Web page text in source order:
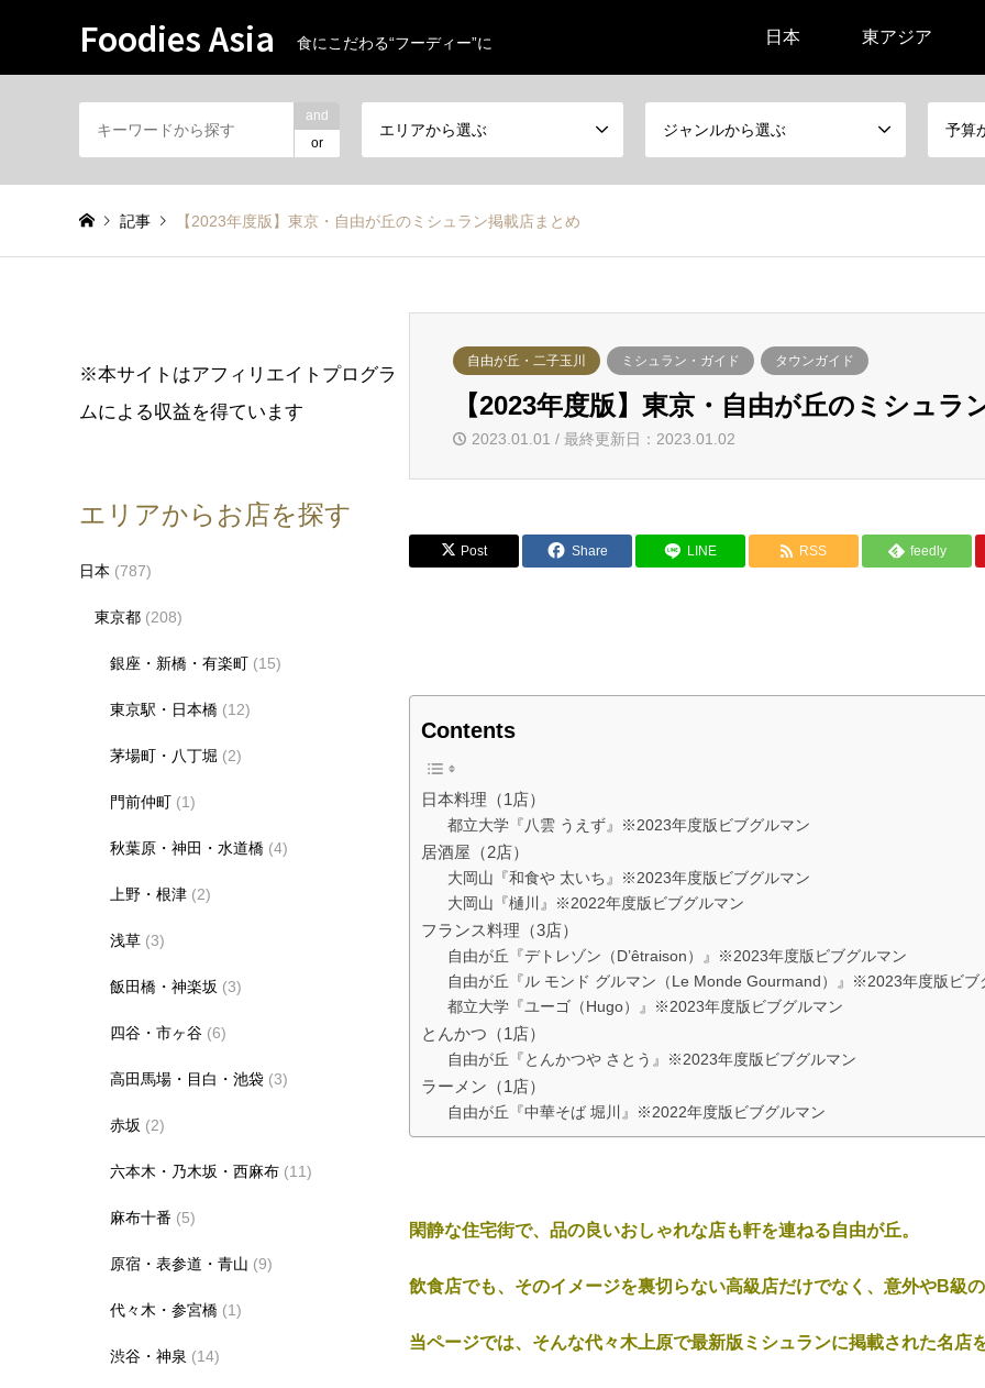
Foodies Asia 食にこだわる“フーディー”に 日本 東アジア
and
or
エリアから選ぶ ジャンルから選ぶ 予算
記事 【2023年度版】東京・自由が丘のミシュラン掲載店まとめ
自由が丘・二子玉川 ミシュラン・ガイド タウンガイド
【2023年度版】東京・自由が丘のミシュラ
2023.01.01 / 最終更新日：2023.01.02
Post Share LINE RSS feedly
Contents
日本料理（1店）
都立大学『八雲 うえず』※2023年度版ビブグルマン
居酒屋（2店）
大岡山『和食や 太いち』※2023年度版ビブグルマン
大岡山『樋川』※2022年度版ビブグルマン
フランス料理（3店）
自由が丘『デトレゾン（D’êtraison）』※2023年度版ビブグルマン
自由が丘『ル モンド グルマン（Le Monde Gourmand）』※2023年度版ビブ
都立大学『ユーゴ（Hugo）』※2023年度版ビブグルマン
とんかつ（1店）
自由が丘『とんかつや さとう』※2023年度版ビブグルマン
ラーメン（1店）
自由が丘『中華そば 堀川』※2022年度版ビブグルマン
閑静な住宅街で、品の良いおしゃれな店も軒を連ねる自由が丘。
飲食店でも、そのイメージを裏切らない高級店だけでなく、意外やB級
当ページでは、そんな代々木上原で最新版ミシュランに掲載された名店
※本サイトはアフィリエイトプログラ
ムによる収益を得ています
エリアからお店を探す
日本 (787)
東京都 (208)
銀座・新橋・有楽町 (15)
東京駅・日本橋 (12)
茅場町・八丁堀 (2)
門前仲町 (1)
秋葉原・神田・水道橋 (4)
上野・根津 (2)
浅草 (3)
飯田橋・神楽坂 (3)
四谷・市ヶ谷 (6)
高田馬場・目白・池袋 (3)
赤坂 (2)
六本木・乃木坂・西麻布 (11)
麻布十番 (5)
原宿・表参道・青山 (9)
代々木・参宮橋 (1)
渋谷・神泉 (14)